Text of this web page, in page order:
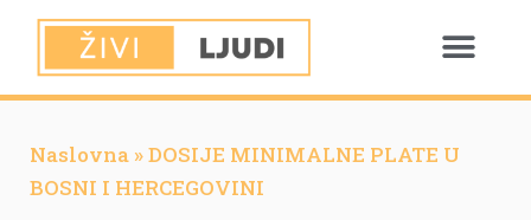
Naslovna »DOSIJE MINIMALNE PLATE U
BOSNI I HERCEGOVINI